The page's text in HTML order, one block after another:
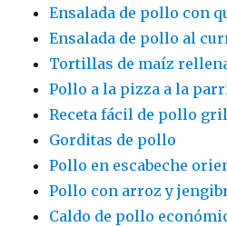
Ensalada de pollo con
Ensalada de pollo al
Tortillas de maíz
Pollo a la pizza a la
Receta fácil de pollo
Gorditas de pollo
Pollo en escabeche
Pollo con arroz y
Caldo de pollo